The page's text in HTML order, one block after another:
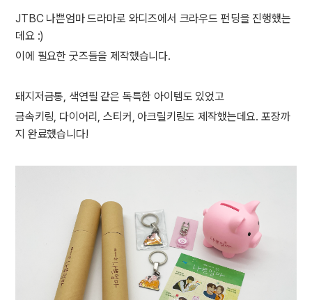
JTBC 나쁜엄마 드라마로 와디즈에서 크라우드 펀딩을 진행했는
데요 :)
이에 필요한 굿즈들을 제작했습니다.
돼지저금통, 색연필 같은 독특한 아이템도 있었고
금속키링, 다이어리, 스티커, 아크릴키링도 제작했는데요. 포장까
지 완료했습니다!